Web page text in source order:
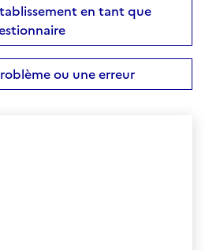
en tant que
ou une erreur